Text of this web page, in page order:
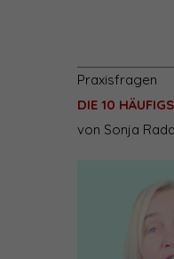
Praxisfragen
DIE 10
von Sonja